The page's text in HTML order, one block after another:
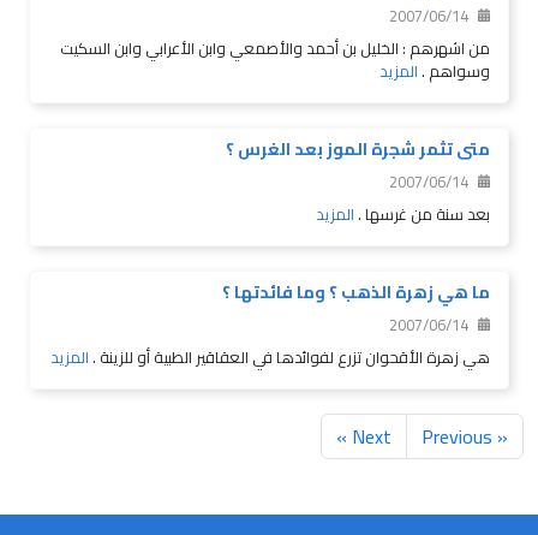
2007/06/14
من اشهرهم : الخليل بن أحمد والأصمعي وابن الأعرابي وابن السكيت
وسواهم .المزيد
متى تثمر شجرة الموز بعد الغرس ؟
2007/06/14
بعد سنة من غرسها .المزيد
ما هي زهرة الذهب ؟ وما فائدتها ؟
2007/06/14
هي زهرة الأقحوان تزرع لفوائدها في العقاقير الطبية أو للزينة .المزيد
« Previous
Next »